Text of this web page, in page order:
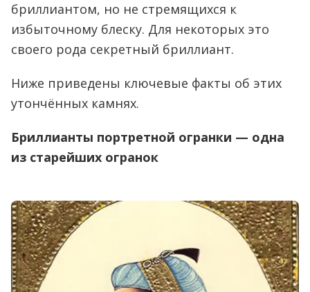
бриллиантом, но не стремящихся к
избыточному блеску. Для некоторых это
своего рода секретный бриллиант.
Ниже приведены ключевые факты об этих
утончённых камнях.
Бриллианты портретной огранки — одна
из старейших огранок